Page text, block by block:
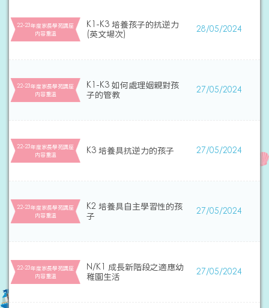
22-23年度家長學苑講座
内容重溫
K1-K3 培養孩子的抗逆力
(英文場次)
28/05/2024
22-23年度家長學苑講座
内容重溫
K1-K3 如何處理姻親對孩
子的管教
27/05/2024
22-23年度家長學苑講座
内容重溫
K3 培養具抗逆力的孩子 27/05/2024
22-23年度家長學苑講座
内容重溫
K2 培養具自主學習性的孩
子
27/05/2024
22-23年度家長學苑講座
内容重溫
N/K1 成長新階段之適應幼
稚園生活
27/05/2024